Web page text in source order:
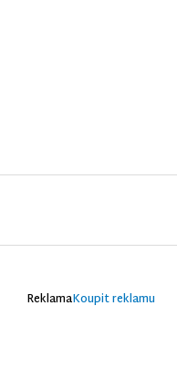
ReklamaKoupit reklamu